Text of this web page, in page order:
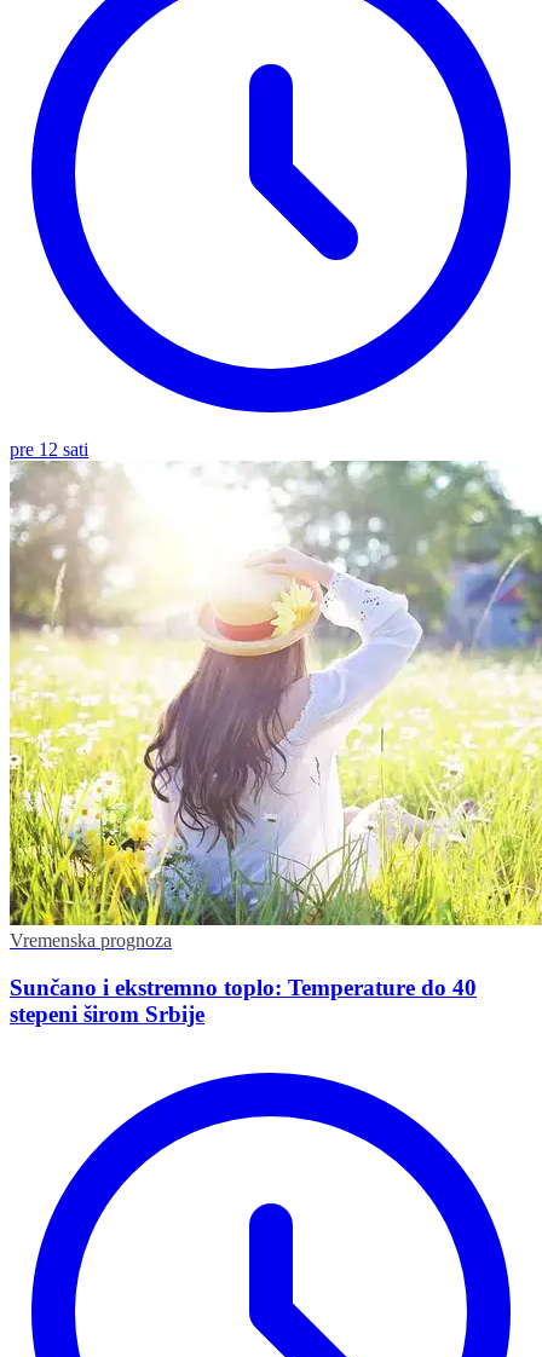
pre 12 sati
Vremenska prognoza
Sunčano i ekstremno toplo: Temperature do 40
stepeni širom Srbije